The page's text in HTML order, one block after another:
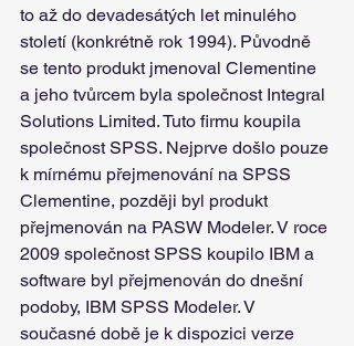
to až do devadesátých let minulého
století (konkrétně rok 1994). Původně
se tento produkt jmenoval Clementine
a jeho tvůrcem byla společnost Integral
Solutions Limited. Tuto firmu koupila
společnost SPSS. Nejprve došlo pouze
k mírnému přejmenování na SPSS
Clementine, později byl produkt
přejmenován na PASW Modeler. V roce
2009 společnost SPSS koupilo IBM a
software byl přejmenován do dnešní
podoby, IBM SPSS Modeler. V
současné době je k dispozici verze